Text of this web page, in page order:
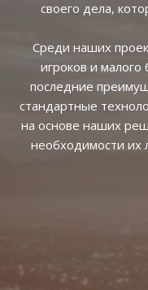
своего дела,
Среди наших
игроков и малого
последние
стандартные
на основе наших
необходимости их